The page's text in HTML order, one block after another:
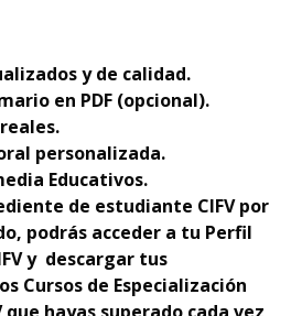
y de calidad.
en PDF (opcional).
personalizada.
Educativos.
de estudiante CIFV por
podrás acceder a tu Perfil
y descargar tus
Cursos de Especialización